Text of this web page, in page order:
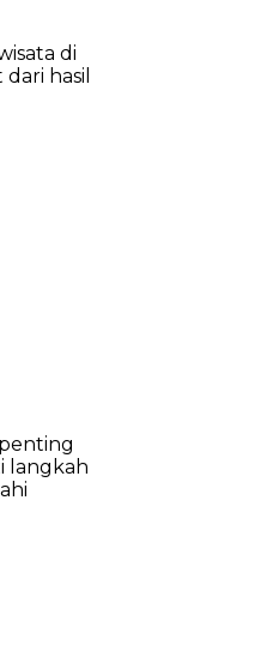
di
hasil
langkah